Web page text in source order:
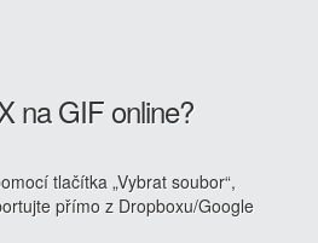
na GIF online?
tlačítka „Vybrat soubor“,
přímo z Dropboxu/Google